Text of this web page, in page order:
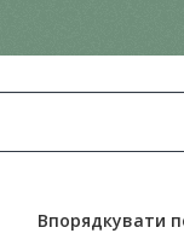
Впорядкувати